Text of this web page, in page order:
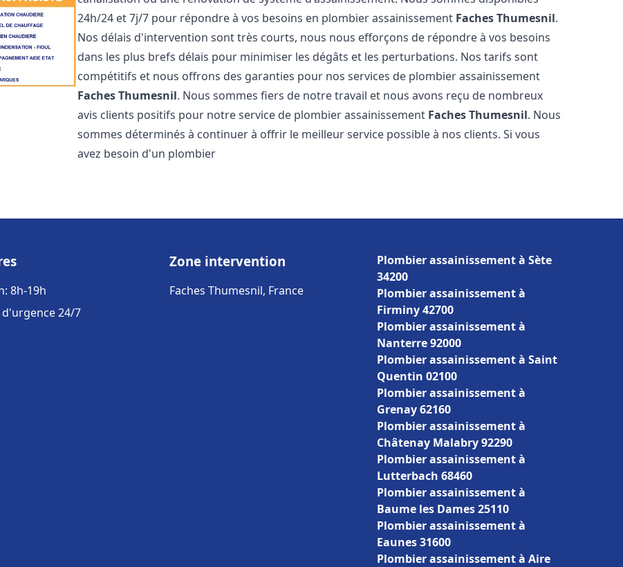
24h/24 et 7j/7 pour répondre à vos besoins en plombier assainissement Faches Thumesnil.
Nos délais d'intervention sont très courts, nous nous efforçons de répondre à vos besoins
dans les plus brefs délais pour minimiser les dégâts et les perturbations. Nos tarifs sont
compétitifs et nous offrons des garanties pour nos services de plombier assainissement
Faches Thumesnil. Nous sommes fiers de notre travail et nous avons reçu de nombreux
avis clients positifs pour notre service de plombier assainissement Faches Thumesnil. Nous
sommes déterminés à continuer à offrir le meilleur service possible à nos clients. Si vous
avez besoin d'un plombier
8h-19h
d'urgence 24/7
Zone intervention
Faches Thumesnil, France
Plombier assainissement à Sète
34200
Plombier assainissement à
Firminy 42700
Plombier assainissement à
Nanterre 92000
Plombier assainissement à Saint
Quentin 02100
Plombier assainissement à
Grenay 62160
Plombier assainissement à
Châtenay Malabry 92290
Plombier assainissement à
Lutterbach 68460
Plombier assainissement à
Baume les Dames 25110
Plombier assainissement à
Eaunes 31600
Plombier assainissement à Aire